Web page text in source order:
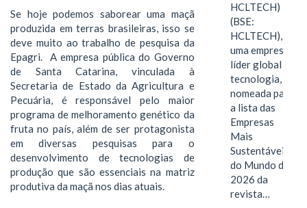
Se hoje podemos saborear uma maçã
produzida em terras brasileiras, isso se
deve muito ao trabalho de pesquisa da
Epagri. A empresa pública do Governo
de Santa Catarina, vinculada à
Secretaria de Estado da Agricultura e
Pecuária, é responsável pelo maior
programa de melhoramento genético da
fruta no país, além de ser protagonista
em diversas pesquisas para o
desenvolvimento de tecnologias de
produção que são essenciais na matriz
produtiva da maçã nos dias atuais.
HCLTECH)
(BSE:
HCLTECH),
uma empresa
líder global em
tecnologia, foi
nomeada para
a lista das
Empresas
Mais
Sustentáveis
do Mundo de
2026 da
revista…